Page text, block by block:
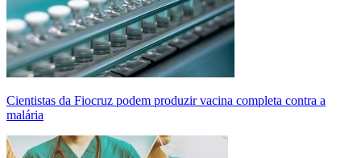
Cientistas da Fiocruz podem produzir vacina completa contra a
malária